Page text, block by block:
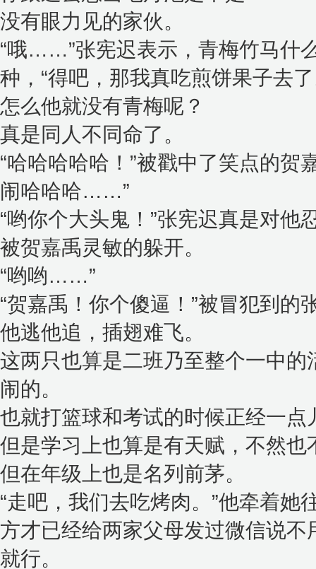
没有眼力见的家伙。
“哦……”张宪迟表示，青梅竹马什
种，“得吧，那我真吃煎饼果子去了
怎么他就没有青梅呢？
真是同人不同命了。
“哈哈哈哈哈！”被戳中了笑点的贺
闹哈哈哈……”
“哟你个大头鬼！”张宪迟真是对
被贺嘉禹灵敏的躲开。
“哟哟……”
“贺嘉禹！你个傻逼！”被冒犯到的
他逃他追，插翅难飞。
这两只也算是二班乃至整个一中
闹的。
也就打篮球和考试的时候正经一点
但是学习上也算是有天赋，不然
但在年级上也是名列前茅。
“走吧，我们去吃烤肉。”他牵着她
方才已经给两家父母发过微信说
就行。